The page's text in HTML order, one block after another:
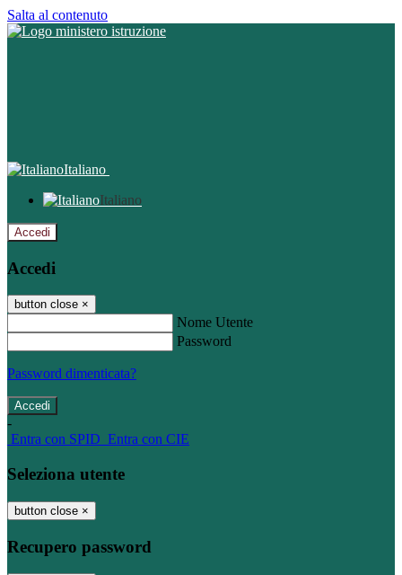
Salta al contenuto
Italiano
Italiano
Accedi
Accedi
button close ×
Nome Utente
Password
Password dimenticata?
-
Entra con SPID Entra con CIE
Seleziona utente
button close ×
Recupero password